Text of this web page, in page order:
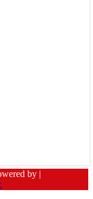
by |